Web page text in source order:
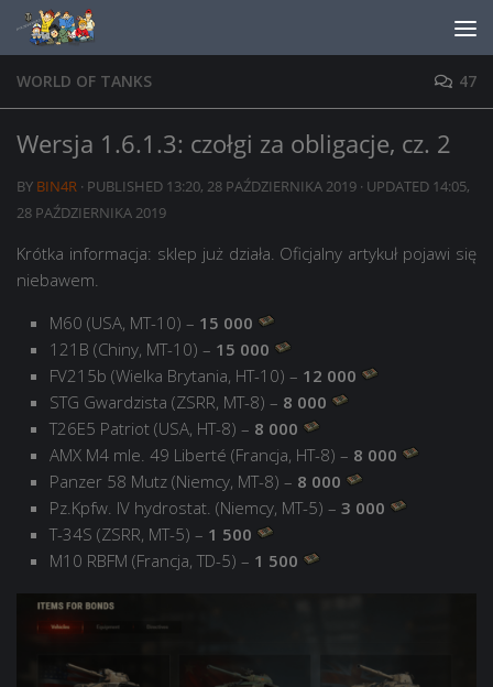
Skip to content
WORLD OF TANKS 47
Wersja 1.6.1.3: czołgi za obligacje, cz. 2
BY BIN4R · PUBLISHED 13:20, 28 PAŹDZIERNIKA 2019 · UPDATED 14:05,
28 PAŹDZIERNIKA 2019
Krótka informacja: sklep już działa. Oficjalny artykuł pojawi się
niebawem.
M60 (USA, MТ-10) – 15 000
121B (Chiny, MТ-10) – 15 000
FV215b (Wielka Brytania, HT-10) – 12 000
STG Gwardzista (ZSRR, MТ-8) – 8 000
T26E5 Patriot (USA, HT-8) – 8 000
AMX M4 mle. 49 Liberté (Francja, HT-8) – 8 000
Panzer 58 Mutz (Niemcy, MТ-8) – 8 000
Pz.Kpfw. IV hydrostat. (Niemcy, MТ-5) – 3 000
Т-34S (ZSRR, MТ-5) – 1 500
M10 RBFM (Francja, TD-5) – 1 500